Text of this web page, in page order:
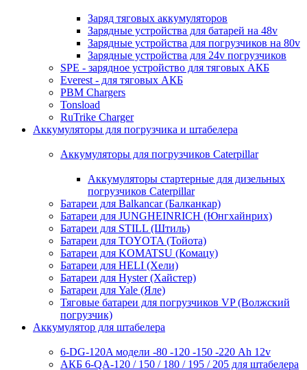
Заряд тяговых аккумуляторов
Зарядные устройства для батарей на 48v
Зарядные устройства для погрузчиков на 80v
Зарядные устройства для 24v погрузчиков
SPE - зарядное устройство для тяговых АКБ
Everest - для тяговых АКБ
PBM Chargers
Tonsload
RuTrike Charger
Аккумуляторы для погрузчика и штабелера
Аккумуляторы для погрузчиков Caterpillar
Аккумуляторы стартерные для дизельных
погрузчиков Caterpillar
Батареи для Balkancar (Балканкар)
Батареи для JUNGHEINRICH (Юнгхайнрих)
Батареи для STILL (Штиль)
Батареи для TOYOTA (Тойота)
Батареи для KOMATSU (Комацу)
Батареи для HELI (Хели)
Батареи для Hyster (Хайстер)
Батареи для Yale (Яле)
Тяговые батареи для погрузчиков VP (Волжский
погрузчик)
Аккумулятор для штабелера
6-DG-120A модели -80 -120 -150 -220 Ah 12v
АКБ 6-QA-120 / 150 / 180 / 195 / 205 для штабелера